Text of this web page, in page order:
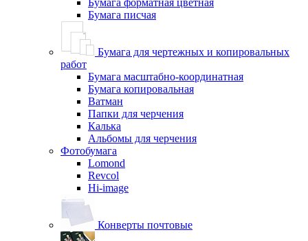
Бумага форматная цветная
Бумага писчая
Бумага для чертежных и копировальных
работ
Бумага масштабно-координатная
Бумага копировальная
Ватман
Папки для черчения
Калька
Альбомы для черчения
Фотобумага
Lomond
Revcol
Hi-image
Конверты почтовые